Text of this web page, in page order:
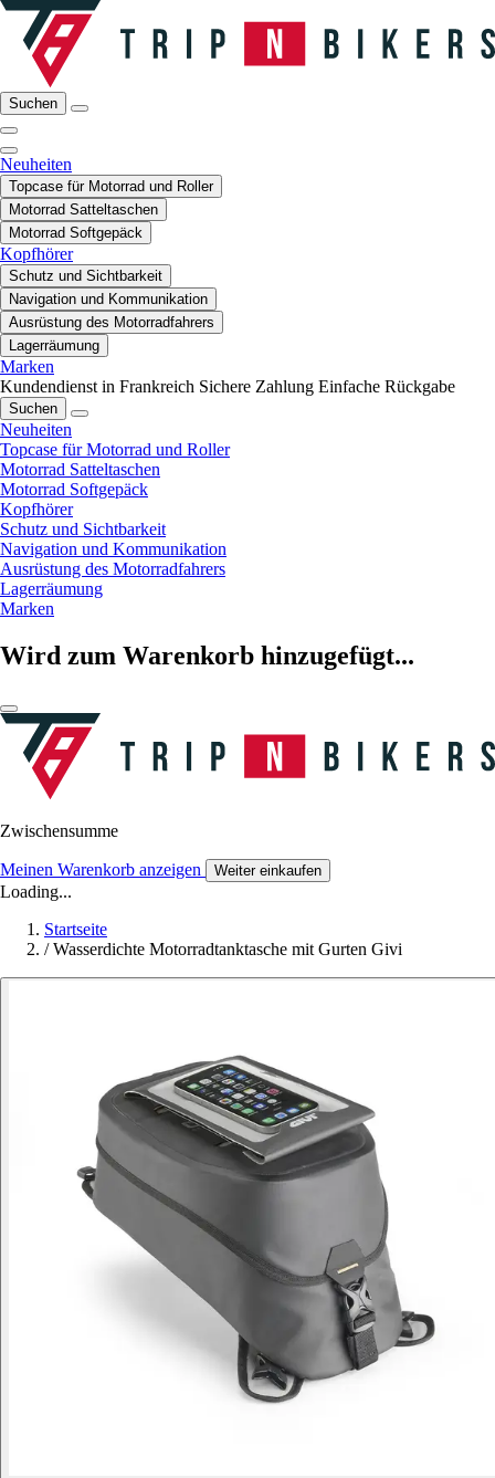
Suchen
Neuheiten
Topcase für Motorrad und Roller
Motorrad Satteltaschen
Motorrad Softgepäck
Kopfhörer
Schutz und Sichtbarkeit
Navigation und Kommunikation
Ausrüstung des Motorradfahrers
Lagerräumung
Marken
Kundendienst in Frankreich Sichere Zahlung Einfache Rückgabe
Suchen
Neuheiten
Topcase für Motorrad und Roller
Motorrad Satteltaschen
Motorrad Softgepäck
Kopfhörer
Schutz und Sichtbarkeit
Navigation und Kommunikation
Ausrüstung des Motorradfahrers
Lagerräumung
Marken
Wird zum Warenkorb hinzugefügt...
Zwischensumme
Meinen Warenkorb anzeigen Weiter einkaufen
Loading...
Startseite
/ Wasserdichte Motorradtanktasche mit Gurten Givi